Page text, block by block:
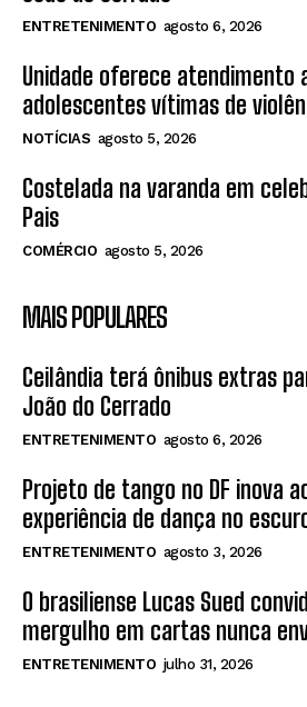
ENTRETENIMENTO agosto 6, 2026
Unidade oferece atendimento
adolescentes vítimas de
NOTÍCIAS agosto 5, 2026
Costelada na varanda em
Pais
COMÉRCIO agosto 5, 2026
MAIS POPULARES
Ceilândia terá ônibus extras
João do Cerrado
ENTRETENIMENTO agosto 6, 2026
Projeto de tango no DF inova
experiência de dança no
ENTRETENIMENTO agosto 3, 2026
O brasiliense Lucas Sued
mergulho em cartas nunca
ENTRETENIMENTO julho 31, 2026